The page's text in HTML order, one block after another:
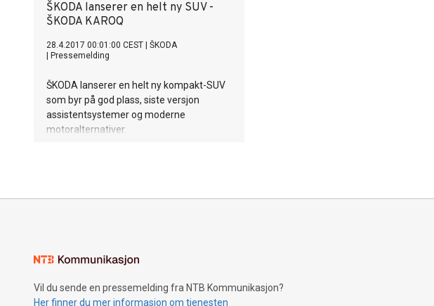
ŠKODA lanserer en helt ny SUV -
ŠKODA KAROQ
28.4.2017 00:01:00 CEST
ŠKODA
Pressemelding
ŠKODA lanserer en helt ny kompakt-SUV
som byr på god plass, siste versjon
assistentsystemer og moderne
motoralternativer.
Vil du sende en pressemelding fra NTB Kommunikasjon?
Her finner du mer informasjon om tjenesten